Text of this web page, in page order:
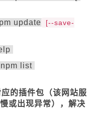
update [--save-
npm list
的插件包（该网站服
或出现异常），解决